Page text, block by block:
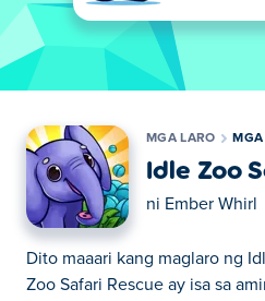
MGA LARO
Idle Zoo
ni Ember Whirl
Dito maaari kang maglaro ng
Zoo Safari Rescue ay isa sa